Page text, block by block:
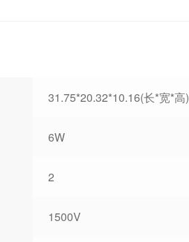
31.75*20.32*10.16(长*宽*高)
6W
2
1500V